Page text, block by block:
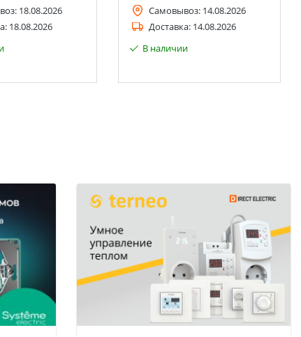
18.08.2026
18.08.2026
Самовывоз: 14.08.2026
Доставка: 14.08.2026
В наличии